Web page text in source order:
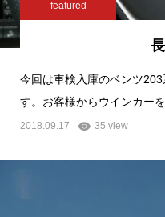
featured
今回は車検入庫のベンツ
す。お客様からウインカー
2018.09.17 35 view